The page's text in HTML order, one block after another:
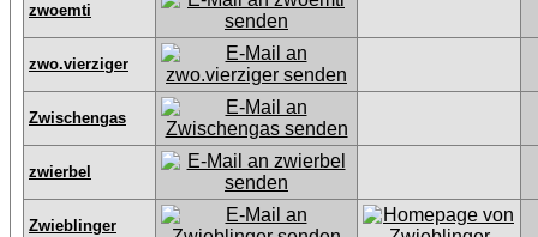
zwoemti
zwo.vierziger
Zwischengas
zwierbel
Zwieblinger